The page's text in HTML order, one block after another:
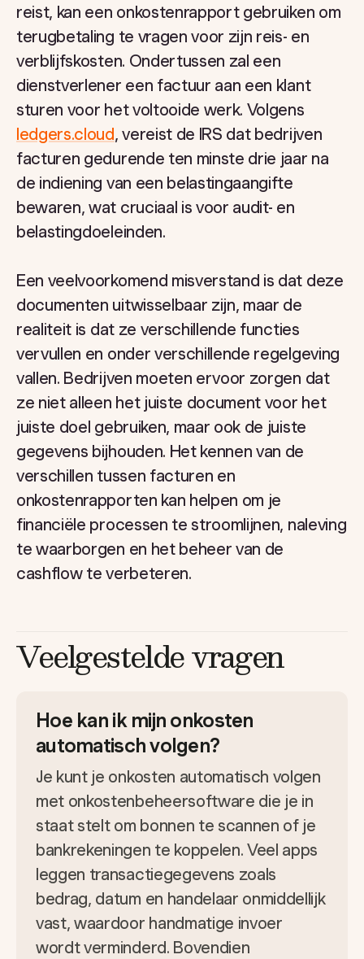
reist, kan een onkostenrapport gebruiken om
terugbetaling te vragen voor zijn reis- en
verblijfskosten. Ondertussen zal een
dienstverlener een factuur aan een klant
sturen voor het voltooide werk. Volgens
ledgers.cloud, vereist de IRS dat bedrijven
facturen gedurende ten minste drie jaar na
de indiening van een belastingaangifte
bewaren, wat cruciaal is voor audit- en
belastingdoeleinden.
Een veelvoorkomend misverstand is dat deze
documenten uitwisselbaar zijn, maar de
realiteit is dat ze verschillende functies
vervullen en onder verschillende regelgeving
vallen. Bedrijven moeten ervoor zorgen dat
ze niet alleen het juiste document voor het
juiste doel gebruiken, maar ook de juiste
gegevens bijhouden. Het kennen van de
verschillen tussen facturen en
onkostenrapporten kan helpen om je
financiële processen te stroomlijnen, naleving
te waarborgen en het beheer van de
cashflow te verbeteren.
Veelgestelde vragen
Hoe kan ik mijn onkosten
automatisch volgen?
Je kunt je onkosten automatisch volgen
met onkostenbeheersoftware die je in
staat stelt om bonnen te scannen of je
bankrekeningen te koppelen. Veel apps
leggen transactiegegevens zoals
bedrag, datum en handelaar onmiddellijk
vast, waardoor handmatige invoer
wordt verminderd. Bovendien